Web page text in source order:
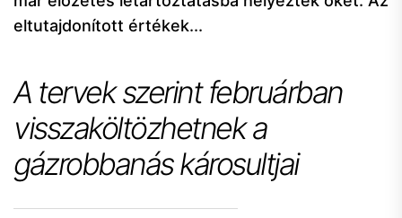
eltutajdonított értékek...
A tervek szerint februárban
visszaköltözhetnek a
gázrobbanás károsultjai